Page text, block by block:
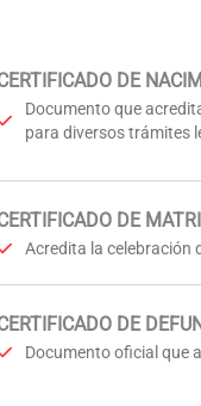
DE
Documento que
para diversos trámites
DE
Acredita la celebración
DE
Documento oficial que